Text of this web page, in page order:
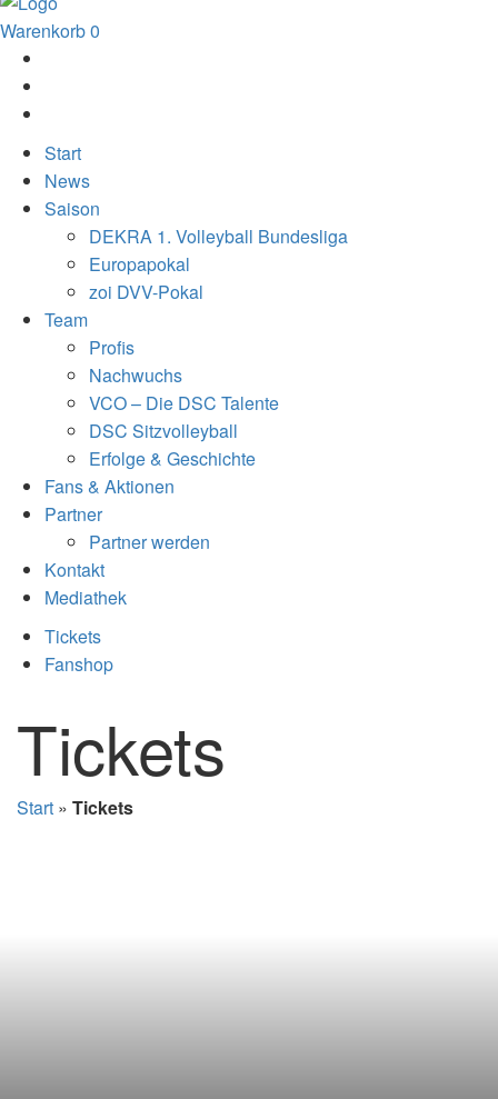
Warenkorb0
Start
News
Saison
DEKRA 1. Volleyball Bundesliga
Europapokal
zoi DVV-Pokal
Team
Profis
Nachwuchs
VCO – Die DSC Talente
DSC Sitzvolleyball
Erfolge & Geschichte
Fans & Aktionen
Partner
Partner werden
Kontakt
Mediathek
Tickets
Fanshop
Tickets
Start » Tickets